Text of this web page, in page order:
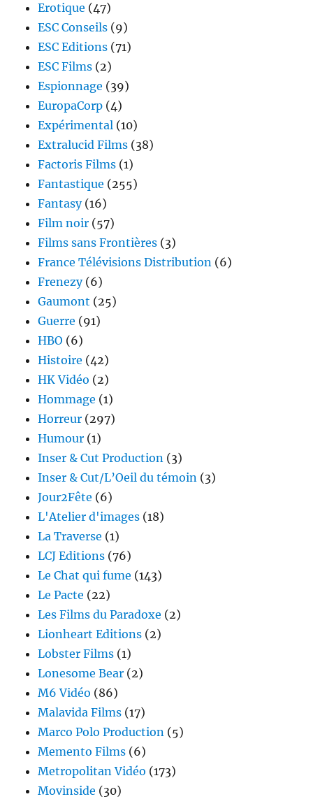
Erotique (47)
ESC Conseils (9)
ESC Editions (71)
ESC Films (2)
Espionnage (39)
EuropaCorp (4)
Expérimental (10)
Extralucid Films (38)
Factoris Films (1)
Fantastique (255)
Fantasy(16)
Film noir (57)
Films sans Frontières (3)
France Télévisions Distribution (6)
Frenezy(6)
Gaumont (25)
Guerre (91)
HBO (6)
Histoire (42)
HK Vidéo (2)
Hommage (1)
Horreur (297)
Humour (1)
Inser & Cut Production (3)
Inser & Cut/L’Oeil du témoin (3)
Jour2Fête (6)
L'Atelier d'images (18)
La Traverse (1)
LCJ Editions (76)
Le Chat qui fume (143)
Le Pacte (22)
Les Films du Paradoxe (2)
Lionheart Editions (2)
Lobster Films (1)
Lonesome Bear (2)
M6 Vidéo (86)
Malavida Films (17)
Marco Polo Production (5)
Memento Films (6)
Metropolitan Vidéo (173)
Movinside (30)